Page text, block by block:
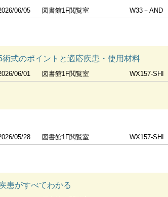
06/05 図書館1F閲覧室 W33－AND
式のポイントと適応疾患・使用材料
06/01 図書館1F閲覧室 WX157-SHI
05/28 図書館1F閲覧室 WX157-SHI
患がすべてわかる